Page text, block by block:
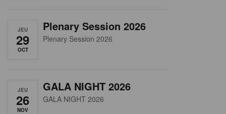
JEU
29
OCT
Plenary Session 2026
Plenary Session 2026
JEU
26
NOV
GALA NIGHT 2026
GALA NIGHT 2026